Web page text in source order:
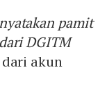
pamit
DGITM
akun